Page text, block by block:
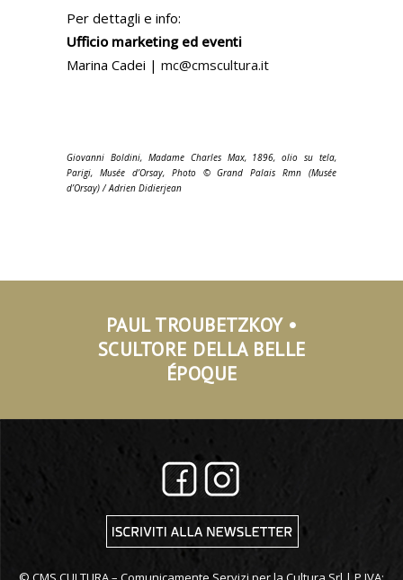
Per dettagli e info:
Ufficio marketing ed eventi
Marina Cadei | mc@cmscultura.it
Giovanni Boldini, Madame Charles Max, 1896, olio su tela,
Parigi, Musée d’Orsay, Photo © Grand Palais Rmn (Musée
d’Orsay) / Adrien Didierjean
PAUL TROUBETZKOY •
SCULTORE DELLA BELLE
ÉPOQUE